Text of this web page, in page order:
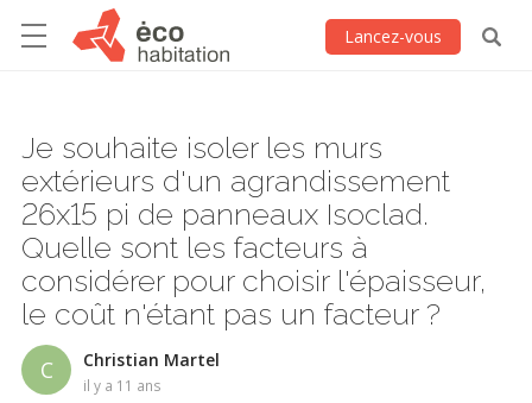
Lancez-vous
Je souhaite isoler les murs
extérieurs d'un agrandissement
26x15 pi de panneaux Isoclad.
Quelle sont les facteurs à
considérer pour choisir l'épaisseur,
le coût n'étant pas un facteur ?
C Christian Martel
il y a 11 ans